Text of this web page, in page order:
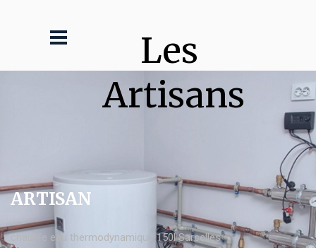
Les
Artisans
ARTISAN
chauffe eau thermodynamique 150l Sarcelles